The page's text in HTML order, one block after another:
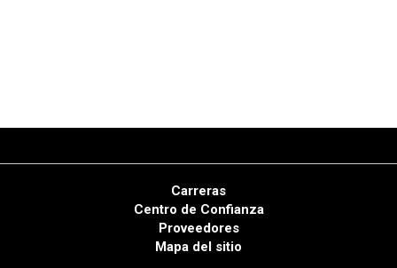
Carreras
Centro de Confianza
Proveedores
Mapa del sitio